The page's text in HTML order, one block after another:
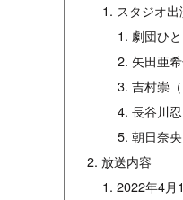
スタジオ出
劇団ひ
矢田亜
吉村崇
長谷川
朝日奈
放送内容
2022年4月